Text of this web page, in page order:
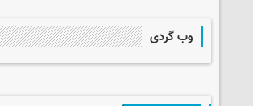
وب گردی